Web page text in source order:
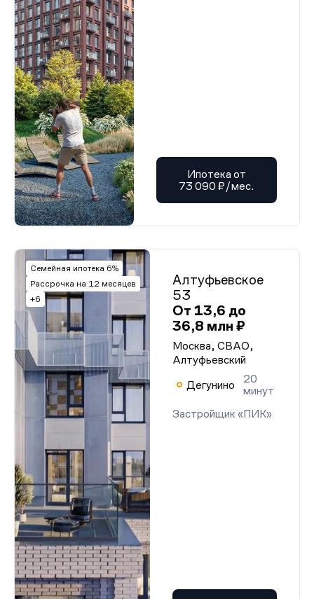
Ипотека от
73 090 ₽/мес.
Семейная ипотека 6%
Рассрочка на 12 месяцев
+6
Алтуфьевское
53
От 13,6 до
36,8 млн ₽
Москва, СВАО,
Алтуфьевский
Дегунино
20
минут
Застройщик «ПИК»